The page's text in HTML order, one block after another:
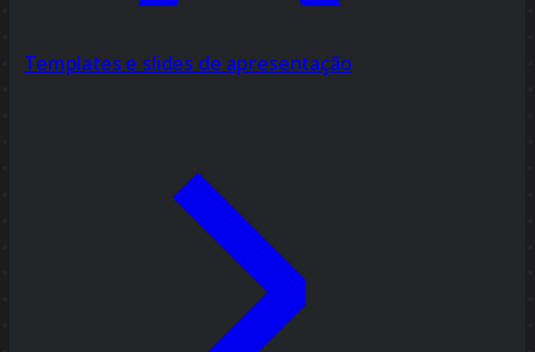
Templates e slides de apresentação